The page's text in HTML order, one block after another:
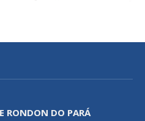
RONDON DO PARÁ